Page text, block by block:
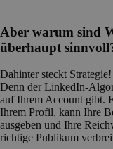
Aber warum sind
überhaupt
Dahinter steckt Strategie!
Denn der LinkedIn-
auf Ihrem Account gibt.
Ihrem Profil, kann Ihre
ausgeben und Ihre
richtige Publikum